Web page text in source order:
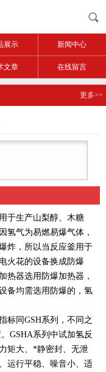
展示 新闻中心
文章 在线留言
更多>>
于生产山梨醇、木糖
氢气为易燃易爆气体，
炸，所以当反应釜用于
火花的设备换成防爆
热器选用防爆加热器，
备均需选用防爆的，氢
标同GSH系列，不同之
GSHA系列中试加氢反
矩大、*静密封、无泄
运行平稳、噪音小、适